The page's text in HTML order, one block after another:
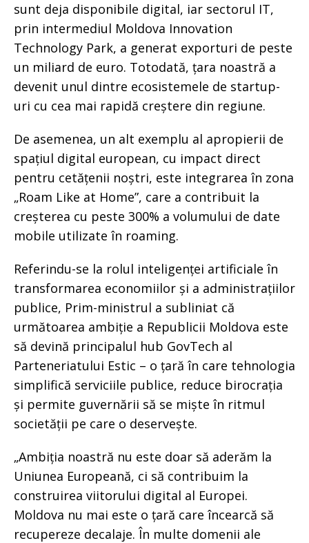
sunt deja disponibile digital, iar sectorul IT,
prin intermediul Moldova Innovation
Technology Park, a generat exporturi de peste
un miliard de euro. Totodată, țara noastră a
devenit unul dintre ecosistemele de startup-
uri cu cea mai rapidă creștere din regiune.
De asemenea, un alt exemplu al apropierii de
spațiul digital european, cu impact direct
pentru cetățenii noștri, este integrarea în zona
„Roam Like at Home”, care a contribuit la
creșterea cu peste 300% a volumului de date
mobile utilizate în roaming.
Referindu-se la rolul inteligenței artificiale în
transformarea economiilor și a administrațiilor
publice, Prim-ministrul a subliniat că
următoarea ambiție a Republicii Moldova este
să devină principalul hub GovTech al
Parteneriatului Estic – o țară în care tehnologia
simplifică serviciile publice, reduce birocrația
și permite guvernării să se miște în ritmul
societății pe care o deservește.
„Ambiția noastră nu este doar să aderăm la
Uniunea Europeană, ci să contribuim la
construirea viitorului digital al Europei.
Moldova nu mai este o țară care încearcă să
recupereze decalaje. În multe domenii ale